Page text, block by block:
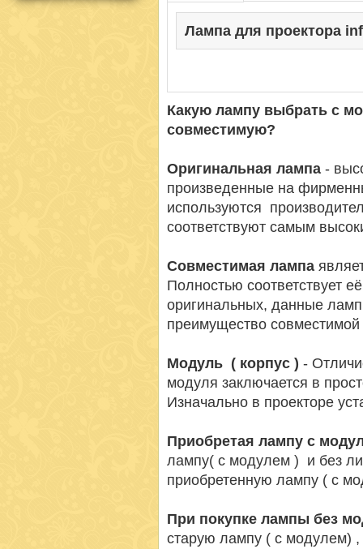
Лампа для проектора
Какую лампу выбрать с
совместимую?
Оригинальная лампа -
произведенные на
используются
соответствуют самым
Совместимая лампа
Полностью соответствует
оригинальных, данные
преимущество
Модуль ( корпус ) -
модуля заключается в
Изначально в проекторе
Приобретая лампу с
лампу( с модулем ) и без
приобретенную лампу ( с
При покупке лампы без
старую лампу ( с модулем) ,